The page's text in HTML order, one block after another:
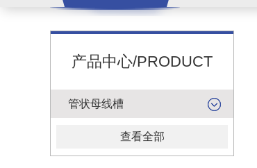
产品中心/PRODUCT
管状母线槽
查看全部